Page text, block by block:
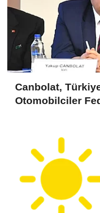
Canbolat,
Otomobilciler